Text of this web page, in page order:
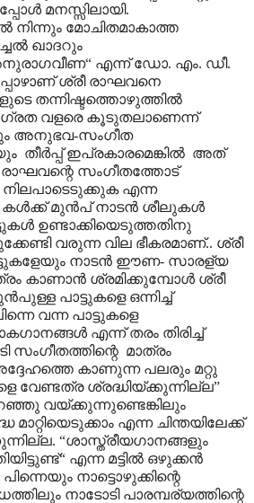
മനസ്സിലായി.
നിന്നും മോചിതമാകാത്ത
ഖാദറും
എന്ന് ഡോ. എം. ഡീ.
ശ്രീ രാഘവനെ
തന്നിഷ്ടത്തൊഴുത്തിൽ
ഗ്രത വളരെ കൂടുതലാണെന്ന്
അനുഭവ-സംഗീത
തീർപ്പ് ഇപ്രകാരമെങ്കിൽ അത്
രാഘവന്റെ സംഗീതത്തോട്
എന്ന
കൾക്ക് മുൻപ് നാടൻ ശീലുകൾ
ഉണ്ടാക്കിയെടുത്തതിനു
വരുന്ന വില ഭീകരമാണ്.. ശ്രീ
നാടൻ ഈണ- സാരള്യ
കാണാൻ ശ്രമിക്കുമ്പോൾ ശ്രീ
പാട്ടുകളെ ഒന്നിച്ച്
വന്ന പാട്ടുകളെ
എന്ന് തരം തിരിച്ച്
സംഗീതത്തിന്റെ മാത്രം
കാണുന്ന പലരും മറ്റു
വേണ്ടത്ര ശ്രദ്ധിയ്ക്കുന്നില്ല”
വയ്ക്കുന്നുണ്ടെങ്കിലും
എന്ന ചിന്തയിലേക്ക്
“ശാസ്ത്രീയഗാനങ്ങളും
എന്ന മട്ടിൽ ഒഴുക്കൻ
നാട്ടൊഴുക്കിന്റെ
നാടോടി പാരമ്പര്യത്തിന്റെ